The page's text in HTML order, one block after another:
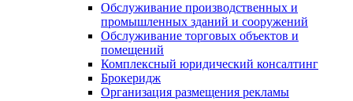
Обслуживание производственных и
промышленных зданий и сооружений
Обслуживание торговых объектов и
помещений
Комплексный юридический консалтинг
Брокеридж
Организация размещения рекламы